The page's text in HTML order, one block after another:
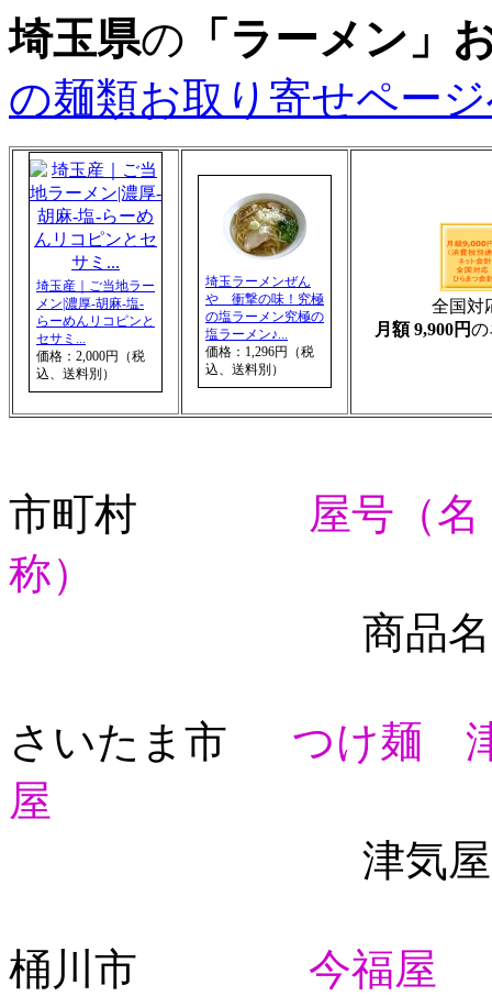
埼玉県の 「ラーメン」
の麺類お取り寄せペー
埼玉産｜ご当地ラー
メン|濃厚‐胡麻-塩‐
らーめんリコピンと
セサミ...
価格：2,000円（税
込、送料別）
埼玉ラーメンぜん
や 衝撃の味！究極
の塩ラーメン究極の
塩ラーメン♪...
価格：1,296円（税
込、送料別）
全国対
月額 9,900円の
市町村 屋号（名
称）
商品名
さいたま市 つけ麺
屋
津気屋つけ麺
桶川市 今福屋